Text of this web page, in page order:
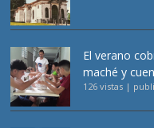
El verano
maché y
126 vistas |